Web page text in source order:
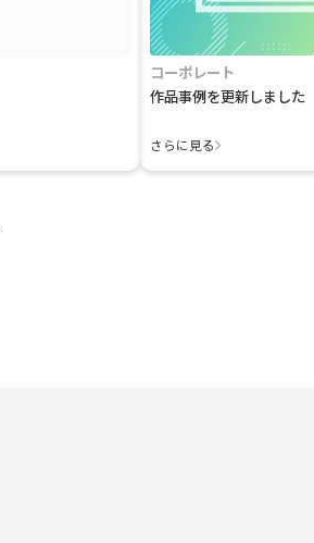
コーポレート
作品事例を更新しました
さらに見る